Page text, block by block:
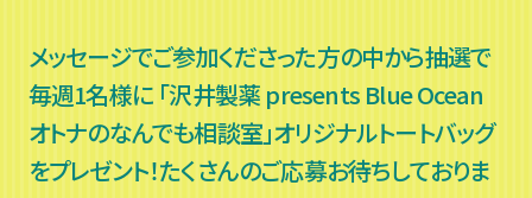
メッセージでご参加くださった方の中から抽選で
毎週1名様に 「沢井製薬 presents Blue Ocean
オトナのなんでも相談室」オリジナルトートバッグ
をプレゼント！たくさんのご応募お待ちしておりま